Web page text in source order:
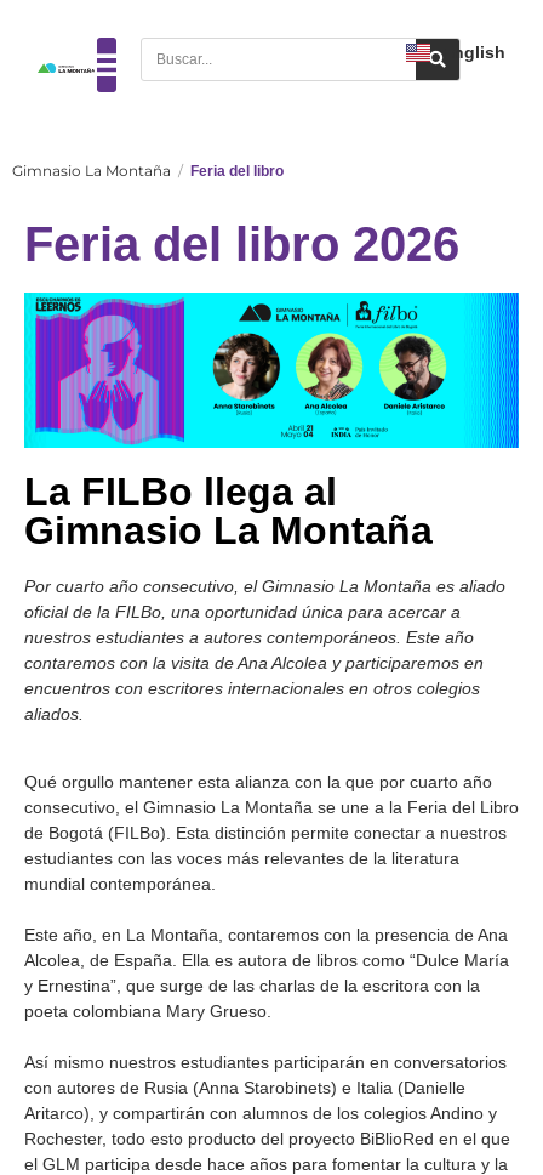
English
Gimnasio La Montaña Feria del libro
Feria del libro 2026
La FILBo llega al
Gimnasio La Montaña
Por cuarto año consecutivo, el Gimnasio La Montaña es aliado
oficial de la FILBo, una oportunidad única para acercar a
nuestros estudiantes a autores contemporáneos. Este año
contaremos con la visita de Ana Alcolea y participaremos en
encuentros con escritores internacionales en otros colegios
aliados.
Qué orgullo mantener esta alianza con la que por cuarto año
consecutivo, el Gimnasio La Montaña se une a la Feria del Libro
de Bogotá (FILBo). Esta distinción permite conectar a nuestros
estudiantes con las voces más relevantes de la literatura
mundial contemporánea.
Este año, en La Montaña, contaremos con la presencia de Ana
Alcolea, de España. Ella es autora de libros como “Dulce María
y Ernestina”, que surge de las charlas de la escritora con la
poeta colombiana Mary Grueso.
Así mismo nuestros estudiantes participarán en conversatorios
con autores de Rusia (Anna Starobinets) e Italia (Danielle
Aritarco), y compartirán con alumnos de los colegios Andino y
Rochester, todo esto producto del proyecto BiBlioRed en el que
el GLM participa desde hace años para fomentar la cultura y la